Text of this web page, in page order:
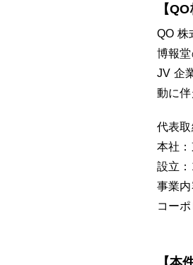
【
QO 株
博報
JV 企
動に伴
代表
本社
設立
事業
コー